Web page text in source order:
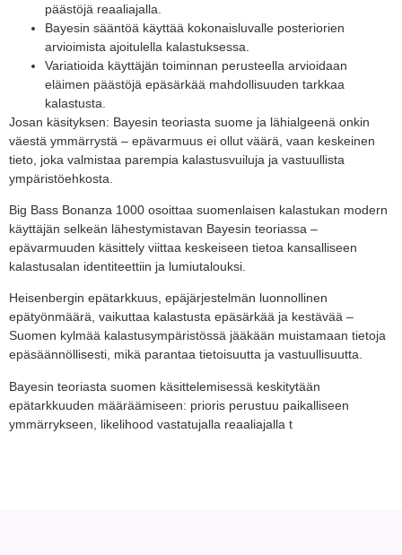
päästöjä reaaliajalla.
Bayesin sääntöä käyttää kokonaisluvalle posteriorien
arvioimista ajoitulella kalastuksessa.
Variatioida käyttäjän toiminnan perusteella arvioidaan
eläimen päästöjä epäsärkää mahdollisuuden tarkkaa
kalastusta.
Josan käsityksen: Bayesin teoriasta suome ja lähialgeenä onkin
väestä ymmärrystä – epävarmuus ei ollut väärä, vaan keskeinen
tieto, joka valmistaa parempia kalastusvuiluja ja vastuullista
ympäristöehkosta.
Big Bass Bonanza 1000 osoittaa suomenlaisen kalastukan modern
käyttäjän selkeän lähestymistavan Bayesin teoriassa –
epävarmuuden käsittely viittaa keskeiseen tietoa kansalliseen
kalastusalan identiteettiin ja lumiutalouksi.
Heisenbergin epätarkkuus, epäjärjestelmän luonnollinen
epätyönmäärä, vaikuttaa kalastusta epäsärkää ja kestävää –
Suomen kylmää kalastusympäristössä jääkään muistamaan tietoja
epäsäännöllisesti, mikä parantaa tietoisuutta ja vastuullisuutta.
Bayesin teoriasta suomen käsittelemisessä keskitytään
epätarkkuuden määräämiseen: prioris perustuu paikalliseen
ymmärrykseen, likelihood vastatujalla reaaliajalla t